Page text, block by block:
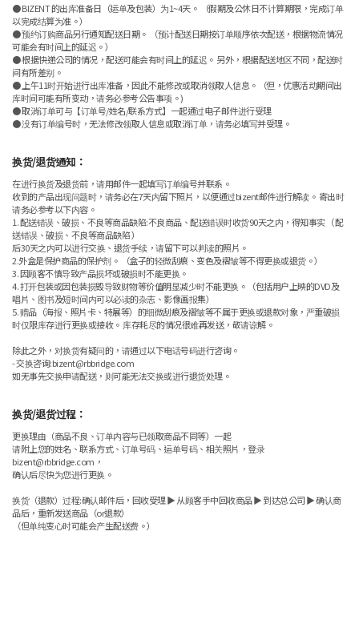
● BIZENT 的出库准备日（运单及包装）为1~4天。 （假期及公休日不计算期限，完成订单
以完成结算为准。）
● 预约订购商品另行通知配送日期。 （预计配送日期按订单顺序依次配送，根据物流情况
可能会有时间上的延迟。）
● 根据快递公司的情况，配送可能会有时间上的延迟。 另外，根据配送地区不同，配送时
间有所差别。
● 上午11时开始进行出库准备，因此不能修改或取消领取人信息。（但，优惠活动期间出
库时间可能有所变动，请务必参考公告事项。)
● 取消订单可与【订单号/姓名/联系方式】一起通过电子邮件进行受理
● 没有订单编号时，无法修改领取人信息或取消订单，请务必填写并受理。
换货/退货通知：
在进行换货及退货前，请用邮件一起填写订单编号并联系。
收到的产品出现问题时，请务必在7天内留下照片，以便通过bizent邮件进行解读。 寄出时
请务必参考以下内容。
1. 配送错误、破损、不良等商品缺陷:不良商品、配送错误时收货90天之内，得知事实（ 配
送错误、破损、不良等商品缺陷 ）
后30天之内可以进行交换、退货手续，请留下可以判读的照片。
2.外盒是保护商品的保护剂。 （盒子的轻微刮痕、变色及褶皱等不得更换或退货。）
3. 因顾客不慎导致产品损坏或破损时不能更换。
4. 打开包装或因包装损毁导致财物等价值明显减少时不能更换。（包括用户上映的DVD及
唱片、图书及短时间内可以必读的杂志、影像画报集）
5. 赠品（海报、照片卡、特展等）的细微刮痕及褶皱等不属于更换或退款对象，严重破损
时仅限库存进行更换或接收。 库存耗尽的情况很难再发送，敬请谅解。
除此之外，对换货有疑问的，请通过以下电话号码进行咨询。
- 交换咨询:bizent@rbbridge.com
如无事先交换申请配送，则可能无法交换或进行退货处理。
换货/退货过程：
更换理由（商品不良、订单内容与已领取商品不同等）一起
请附上您的姓名、联系方式、订单号码、运单号码、相关照片，登录
bizent@rbbridge.com，
确认后尽快为您进行更换。
换货（退款）过程:确认邮件后，回收受理 ▶ 从顾客手中回收商品 ▶ 到达总公司 ▶ 确认商
品后，重新发送商品（or退款）
（但单纯变心时可能会产生配送费。）